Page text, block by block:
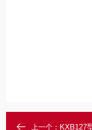
上一个： KXB127